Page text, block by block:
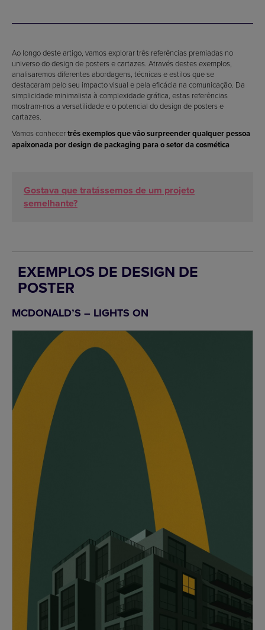
Ao longo deste artigo, vamos explorar três referências premiadas no
universo do design de posters e cartazes. Através destes exemplos,
analisaremos diferentes abordagens, técnicas e estilos que se
destacaram pelo seu impacto visual e pela eficácia na comunicação. Da
simplicidade minimalista à complexidade gráfica, estas referências
mostram-nos a versatilidade e o potencial do design de posters e
cartazes.
Vamos conhecertrês exemplos que vão surpreender qualquer pessoa
apaixonada por design de packaging para o setor da cosmética
Gostava que tratássemos de um projeto
semelhante?
EXEMPLOS DE DESIGN DE
POSTER
MCDONALD’S – LIGHTS ON